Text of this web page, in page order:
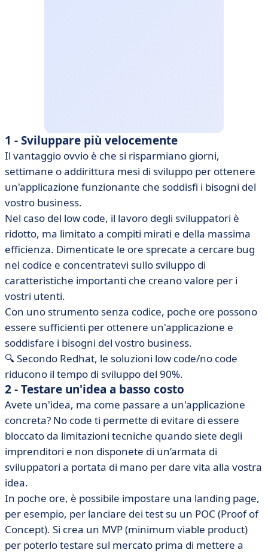
1 - Sviluppare più velocemente
Il vantaggio ovvio è che si risparmiano giorni,
settimane o addirittura mesi di sviluppo per ottenere
un'applicazione funzionante che soddisfi i bisogni del
vostro business.
Nel caso del low code, il lavoro degli sviluppatori è
ridotto, ma limitato a compiti mirati e della massima
efficienza. Dimenticate le ore sprecate a cercare bug
nel codice e concentratevi sullo sviluppo di
caratteristiche importanti che creano valore per i
vostri utenti.
Con uno strumento senza codice, poche ore possono
essere sufficienti per ottenere un'applicazione e
soddisfare i bisogni del vostro business.
🔍 Secondo Redhat, le soluzioni low code/no code
riducono il tempo di sviluppo del 90%.
2 - Testare un'idea a basso costo
Avete un'idea, ma come passare a un'applicazione
concreta? No code ti permette di evitare di essere
bloccato da limitazioni tecniche quando siete degli
imprenditori e non disponete di un’armata di
sviluppatori a portata di mano per dare vita alla vostra
idea.
In poche ore, è possibile impostare una landing page,
per esempio, per lanciare dei test su un POC (Proof of
Concept). Si crea un MVP (minimum viable product)
per poterlo testare sul mercato prima di mettere a